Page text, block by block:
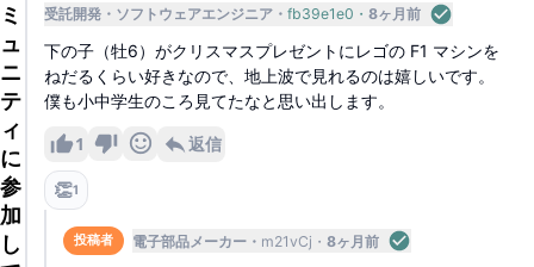
ミ
ュ
ニ
テ
ィ
に
参
加
し
受託開発 ソフトウェアエンジニア fb39e1e0 8ヶ月前
下の子（牡6）がクリスマスプレゼントにレゴの F1 マシンを
ねだるくらい好きなので、地上波で見れるのは嬉しいです。
僕も小中学生のころ見てたなと思い出します。
1 返信
👏1
投稿者 電子部品メーカー m21vCj 8ヶ月前